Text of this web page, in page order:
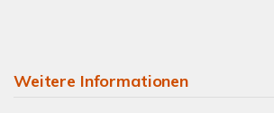
Weitere Informationen